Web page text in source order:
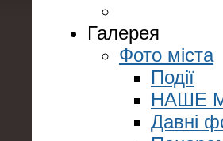
Галерея
Фото міста
Події
НАШЕ
Давні